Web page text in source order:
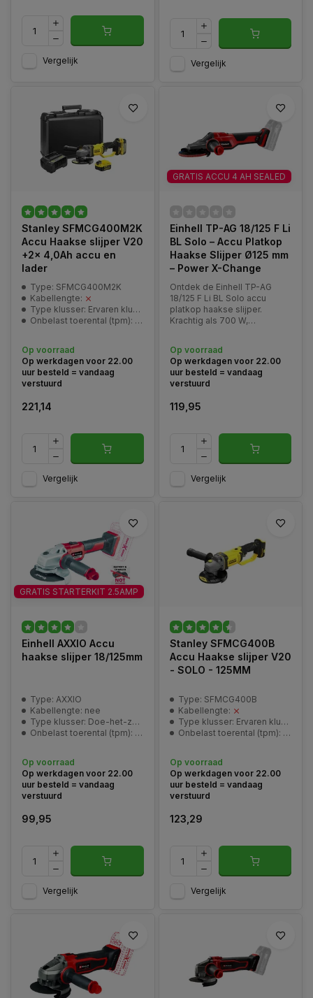
Vergelijk Vergelijk
Stanley SFMCG400M2K
Accu Haakse slijper V20
+2x 4,0Ah accu en
lader
Type: SFMCG400M2K
Kabellengte:
Type klusser: Ervaren klusser
Onbelast toerental (tpm): 8500/min
Op voorraad
Op werkdagen voor 22.00
uur besteld = vandaag
verstuurd
221,14
Vergelijk
GRATIS ACCU 4 AH SEALED
Einhell TP-AG 18/125 F Li
BL Solo – Accu Platkop
Haakse Slijper Ø125 mm
– Power X-Change
Ontdek de Einhell TP-AG
18/125 F Li BL Solo accu
platkop haakse slijper.
Krachtig als 700 W,
flexibel inzetbaar
Op voorraad
Op werkdagen voor 22.00
uur besteld = vandaag
verstuurd
119,95
Vergelijk
GRATIS STARTERKIT 2.5AMP
Einhell AXXIO Accu
haakse slijper 18/125mm
Type: AXXIO
Kabellengte: nee
Type klusser: Doe-het-zelver
Onbelast toerental (tpm): 8500 min^-1
Op voorraad
Op werkdagen voor 22.00
uur besteld = vandaag
verstuurd
99,95
Vergelijk
Stanley SFMCG400B
Accu Haakse slijper V20
- SOLO - 125MM
Type: SFMCG400B
Kabellengte:
Type klusser: Ervaren klusser
Onbelast toerental (tpm): 9000 /min
Op voorraad
Op werkdagen voor 22.00
uur besteld = vandaag
verstuurd
123,29
Vergelijk